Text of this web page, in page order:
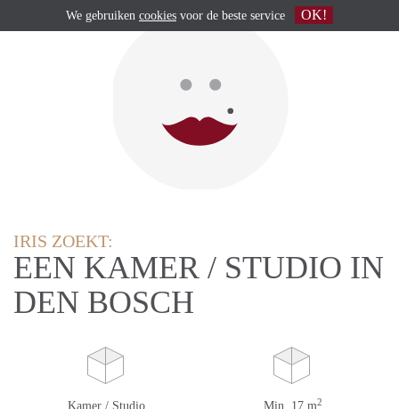
IRIS ZOEKT:
EEN KAMER / STUDIO IN
DEN BOSCH
Kamer / Studio Min. 17 m2
We gebruiken cookies voor de beste service OK!